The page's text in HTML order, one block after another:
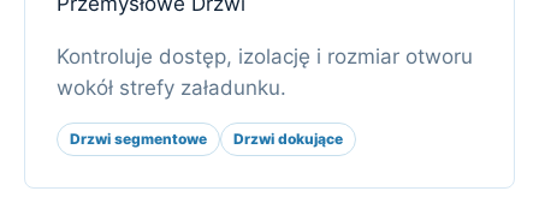
Kontroluje dostęp, izolację i rozmiar otworu
wokół strefy załadunku.
Drzwi segmentowe Drzwi dokujące